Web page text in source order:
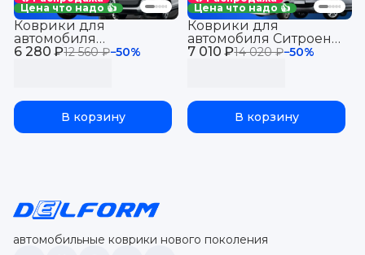
Цена что надо 👍
6 280 ₽12 560 ₽−50%
Коврики для
автомобиля
Митсубиси АСХ (2010-)
бортиками, эва, eva
В корзину
Цена что надо 👍
7 010 ₽14 020 ₽−50%
Коврики для
автомобиля Ситроен
С-кроссер (2007-13),
эва, eva
В корзину
автомобильные коврики нового поколения